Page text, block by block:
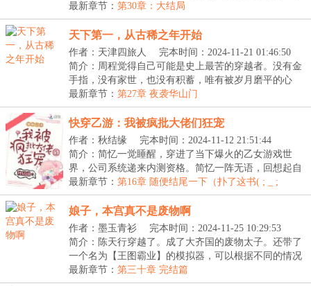
树...
最新章节： 第30章：大结局
天下第一，从古稀之年开始
作者：天津四旅人
完本时间：2024-11-21 01:46:50
简介：周程觉得自己可能是史上最苦的穿越者。没有金
手指，没有家世，也没有积蓄，唯有被岁月磨平的心
态，...
最新章节： 第27章 夜袭华山门
快穿乙游：我被疯批大佬们狂宠
作者：秋结缘
完本时间：2024-11-12 21:51:44
简介：简忆一觉睡醒，穿进了当下爆火的乙女游戏世
界，公司系统递来内测资格。简忆一阵无语，回想起自
己才...
最新章节： 第16章 随便结尾一下（扑了这书( ; _ ;
)/~~~）
娘子，本宫真不是废物啊
作者：墨玉青衫
完本时间：2024-11-25 10:29:53
简介：陈天行穿越了。成了大齐国的废物太子。还带了
一个名为【王图霸业】的模拟器，可以根据不同的情况
进...
最新章节： 第三十章 完结篇